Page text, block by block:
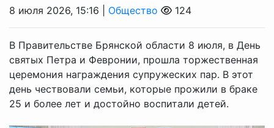
8 июля 2026, 15:16 | Общество 124
В Правительстве Брянской области 8 июля, в День
святых Петра и Февронии, прошла торжественная
церемония награждения супружеских пар. В этот
день чествовали семьи, которые прожили в браке
25 и более лет и достойно воспитали детей.